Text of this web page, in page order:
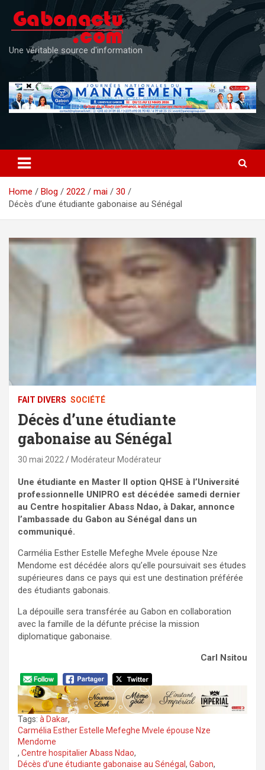
content
Une véritable source d'information
Home Blog 2022 mai
30
Décès d’une étudiante gabonaise au Sénégal
FAIT DIVERS SOCIÉTÉ
Décès d’une étudiante
gabonaise au Sénégal
30 mai 2022 Modérateur Modérateur
Une étudiante en Master II option QHSE à l’Université
professionnelle UNIPRO est décédée samedi dernier
au Centre hospitalier Abass Ndao, à Dakar, annonce
l’ambassade du Gabon au Sénégal dans un
communiqué.
Carmélia Esther Estelle Mefeghe Mvele épouse Nze
Mendome est décédée alors qu’elle poursuivait ses études
supérieures dans ce pays qui est une destination préférée
des étudiants gabonais.
La dépouille sera transférée au Gabon en collaboration
avec la famille de la défunte précise la mission
diplomatique gabonaise.
Carl Nsitou
Tags: à Dakar,
Carmélia Esther Estelle Mefeghe Mvele épouse Nze
Mendome
, Centre hospitalier Abass Ndao,
Décès d’une étudiante gabonaise au Sénégal, Gabon,